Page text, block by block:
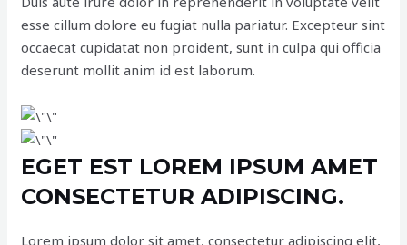
esse cillum dolore eu fugiat nulla pariatur. Excepteur sint
occaecat cupidatat non proident, sunt in culpa qui officia
deserunt mollit anim id est laborum.
EGET EST LOREM IPSUM AMET
CONSECTETUR ADIPISCING.
Lorem ipsum dolor sit amet, consectetur adipiscing elit,